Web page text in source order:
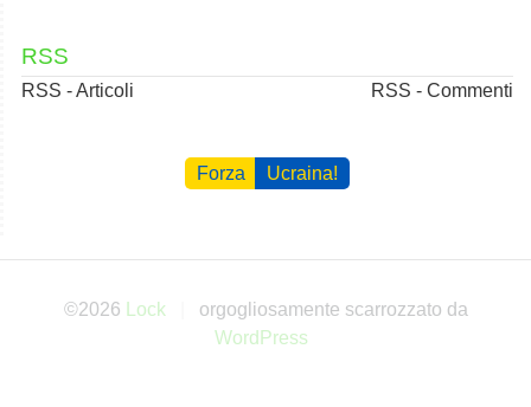
RSS
RSS - Articoli RSS - Commenti
Forza Ucraina!
©2026 Lock
orgogliosamente scarrozzato da
WordPress